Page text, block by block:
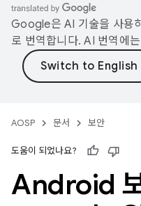
Google은 AI 기술을 사용
로 번역합니다. AI 번역에
AOSP 문서 보안
도움이 되었나요?
Android